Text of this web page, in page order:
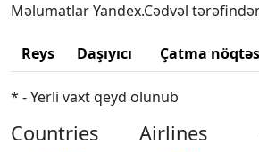
Məlumatlar Yandex.Cədvəl
Reys Daşıyıcı Çatma
* - Yerli vaxt qeyd olunub
Countries Airlines